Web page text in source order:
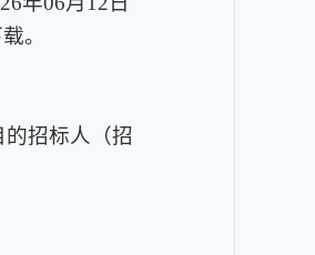
。
招标人（招